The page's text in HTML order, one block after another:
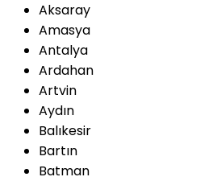
Aksaray
Amasya
Antalya
Ardahan
Artvin
Aydın
Balıkesir
Bartın
Batman